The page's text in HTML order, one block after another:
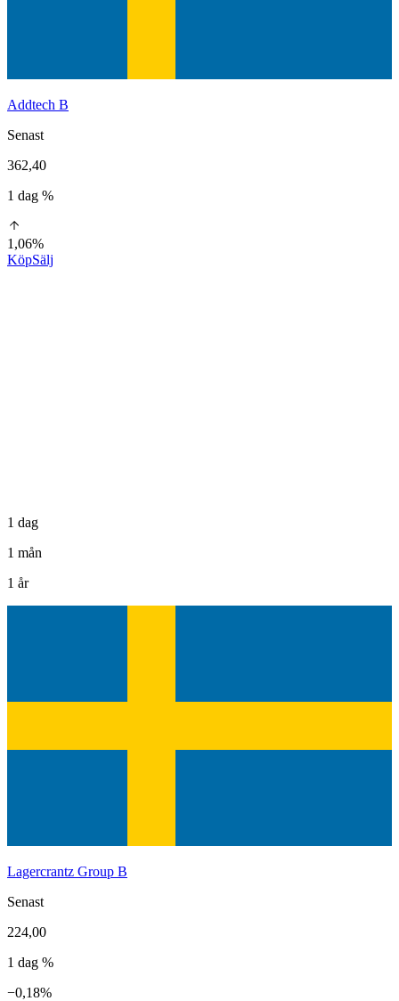
Addtech B
Senast
362,40
1 dag %
1,06%
KöpSälj
1 dag
1 mån
1 år
Lagercrantz Group B
Senast
224,00
1 dag %
−0,18%